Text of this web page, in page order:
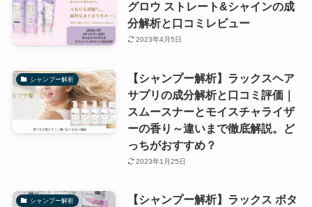
グロウ ストレート&シャインの成
分解析と口コミレビュー
2023年4月5日
シャンプー解析
【シャンプー解析】ラックスヘア
サプリの成分解析と口コミ評価｜
スムースナーとモイスチャライザ
ーの香り～違いまで徹底解説。ど
っちがおすすめ？
2023年1月25日
シャンプー解析
【シャンプー解析】ラックス ボタ